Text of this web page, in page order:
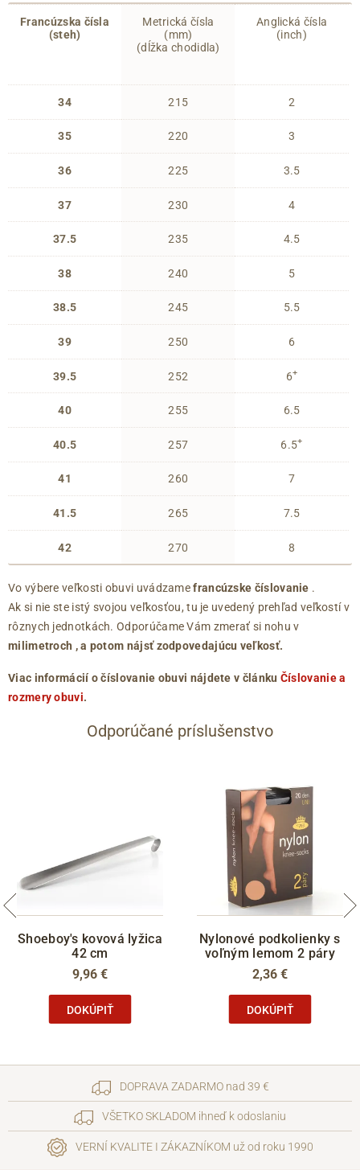
Francúzska čísla
(steh)
34
35
36
37
37.5
38
38.5
39
39.5
40
40.5
41
41.5
42
Metrická čísla
(mm)
(dĺžka chodidla)
215
220
225
230
235
240
245
250
252
255
257
260
265
270
Anglická čísla
(inch)
2
3
3.5
4
4.5
5
5.5
6
6+
6.5
6.5+
7
7.5
8
Vo výbere veľkosti obuvi uvádzamefrancúzske číslovanie .
Ak si nie ste istý svojou veľkosťou, tu je uvedený prehľad veľkostí v
rôznych jednotkách. Odporúčame Vám zmerať si nohu v
milimetroch , a potom nájsť zodpovedajúcu veľkosť.
Viac informácií o číslovanie obuvi nájdete v článku Číslovanie a
rozmery obuvi.
Odporúčané príslušenstvo
Shoeboy's kovová lyžica
42 cm
9,96 €
DOKÚPIŤ
Nylonové podkolienky s
voľným lemom 2 páry
2,36 €
DOKÚPIŤ
DOPRAVA ZADARMO nad 39 €
VŠETKO SKLADOM ihneď k odoslaniu
VERNÍ KVALITE I ZÁKAZNÍKOM už od roku 1990